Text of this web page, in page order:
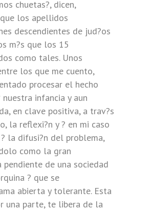
chuetas?, dicen,
los apellidos
descendientes de jud?os
m?s que los 15
como tales. Unos
los que me cuento,
procesar el hecho
nuestra infancia y aun
en clave positiva, a trav?s
la reflexi?n y ? en mi caso
la difusi?n del problema,
como la gran
pendiente de una sociedad
? que se
abierta y tolerante. Esta
una parte, te libera de la